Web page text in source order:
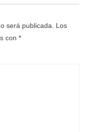
será publicada. Los
con *